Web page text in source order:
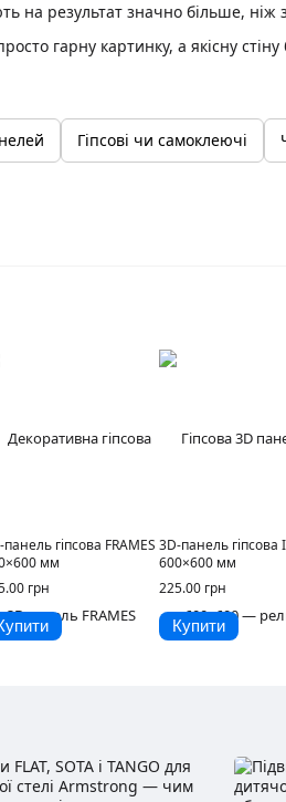
на результат значно більше,
гарну картинку, а якісну
Гіпсові чи самоклеючі
гіпсова FRAMES
мм
грн
3D-панель гіпсова
600×600 мм
225.00 грн
Купити